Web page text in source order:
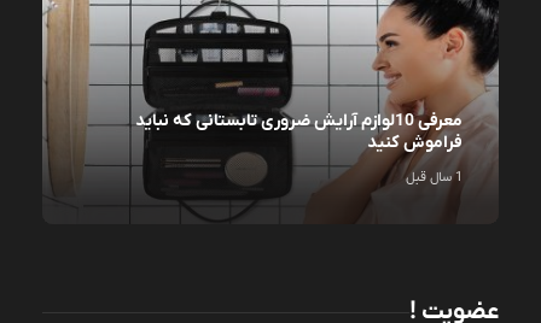
معرفی 10لوازم آرایش ضروری تابستانی که نباید
فراموش کنید
1 سال قبل
عضویت !